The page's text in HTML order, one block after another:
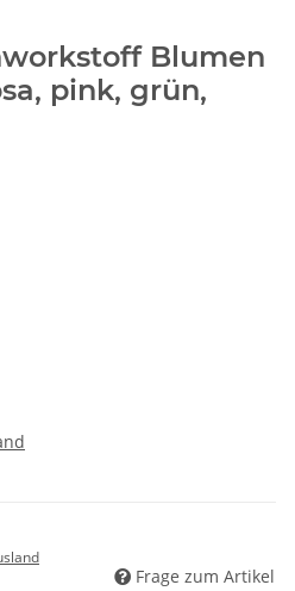
Blumen
pink, grün,
Frage zum Artikel